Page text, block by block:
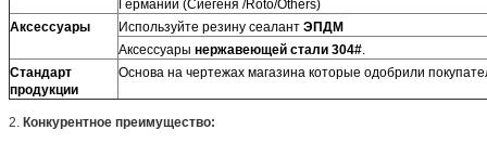
Германии (Сиегеня /Roto/Others)
Аксессуары
Используйте резину сеалант ЭПДМ
Аксессуары нержавеющей стали 304#.
Стандарт
продукции
Основа на чертежах магазина которые одобрили
2. Конкурентное преимущество: